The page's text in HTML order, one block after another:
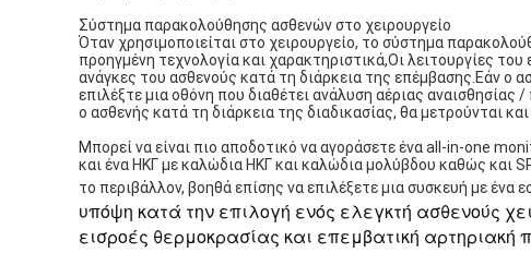
Σύστημα παρακολούθησης ασθενών στο χειρουργείο
Όταν χρησιμοποιείται στο χειρουργείο, το σύστημα
προηγμένη τεχνολογία και χαρακτηριστικά,Οι λειτουργίες
ανάγκες του ασθενούς κατά τη διάρκεια της επέμβασης.Εάν ο
επιλέξτε μια οθόνη που διαθέτει ανάλυση αέριας
ο ασθενής κατά τη διάρκεια της διαδικασίας, θα μετρούνται
Μπορεί να είναι πιο αποδοτικό να αγοράσετε ένα all-in-one
και ένα ΗΚΓ με καλώδια ΗΚΓ και καλώδια μολύβδου καθώς και
το περιβάλλον, βοηθά επίσης να επιλέξετε μια συσκευή με ένα
υπόψη κατά την επιλογή ενός ελεγκτή ασθενούς
εισροές θερμοκρασίας και επεμβατική αρτηριακή